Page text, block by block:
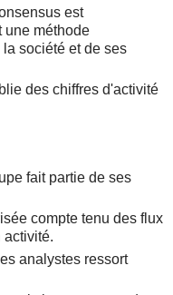
est
une méthode
société et de ses
des chiffres d'activité
fait partie de ses
compte tenu des flux
activité.
analystes ressort